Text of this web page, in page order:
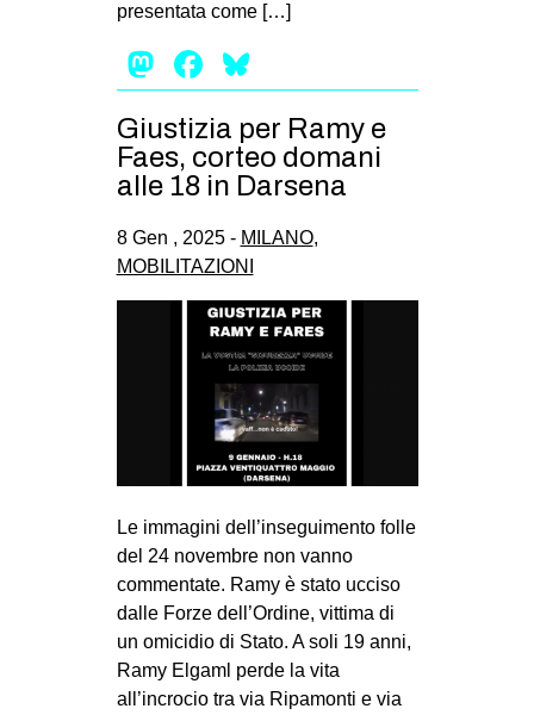
PRECARIATO
REPRESSIONE
STUDENTI
ARTE
MANIFESTI
MUSICA
RECENSIONI
INTERNAZIONALE
AMERICHE
ESTREMO ORIENTE
EUROPA
MEDIO ORIENTE
MONDO
presentata come […]
Mastodon
Facebook
Giustizia per Ramy e
Faes, corteo domani
alle 18 in Darsena
8 Gen , 2025 - MILANO,
MOBILITAZIONI
Le immagini dell’inseguimento folle
del 24 novembre non vanno
commentate. Ramy è stato ucciso
dalle Forze dell’Ordine, vittima di
un omicidio di Stato. A soli 19 anni,
Ramy Elgaml perde la vita
all’incrocio tra via Ripamonti e via